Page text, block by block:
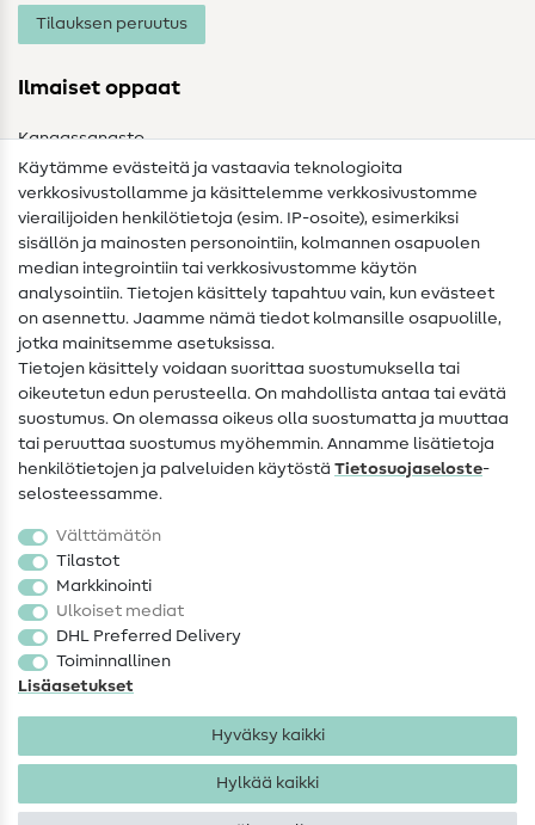
Tilauksen peruutus
Ilmaiset oppaat
Kangassanasto
Ompelusanasto
Ompeluohjeet
Apua ja yhteystiedot
Yhteystiedot
Tietoa omistajanvaihdoksesta
Peruutusoikeus
Suosittu
Kankaat
Ompelutarvikkeet
Ale
Käytämme evästeitä ja vastaavia teknologioita
verkkosivustollamme ja käsittelemme verkkosivustomme
vierailijoiden henkilötietoja (esim. IP-osoite), esimerkiksi
sisällön ja mainosten personointiin, kolmannen osapuolen
median integrointiin tai verkkosivustomme käytön
analysointiin. Tietojen käsittely tapahtuu vain, kun evästeet
on asennettu. Jaamme nämä tiedot kolmansille osapuolille,
jotka mainitsemme asetuksissa.
Tietojen käsittely voidaan suorittaa suostumuksella tai
oikeutetun edun perusteella. On mahdollista antaa tai evätä
suostumus. On olemassa oikeus olla suostumatta ja muuttaa
tai peruuttaa suostumus myöhemmin. Annamme lisätietoja
henkilötietojen ja palveluiden käytöstä Tietosuojaseloste-
selosteessamme.
Välttämätön
Tilastot
Markkinointi
Ulkoiset mediat
DHL Preferred Delivery
Toiminnallinen
Lisäasetukset
Hyväksy kaikki
Hylkää kaikki
Tietosuoja
Käyttöehdot
Peruutusoikeus